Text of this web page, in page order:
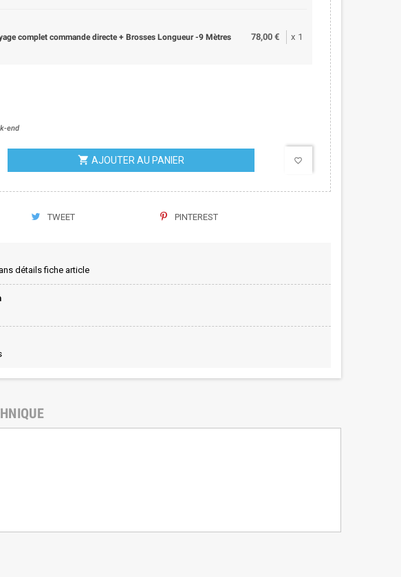
complet commande directe + Brosses Longueur -9 Mètres 78,00 € x 1
end
shopping_cart AJOUTER AU PANIER favorite_border
TWEET PINTEREST
détails fiche article